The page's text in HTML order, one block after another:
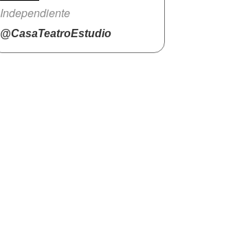
Independiente
@CasaTeatroEstudio